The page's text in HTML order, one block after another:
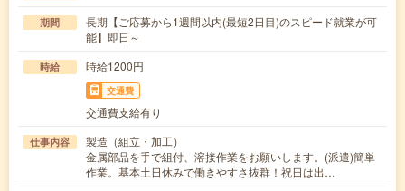
期間
長期【ご応募から1週間以内(最短2日目)のスピード就業が可
能】即日～
時給 時給1200円
交通費
交通費支給有り
仕事内容
製造（組立・加工）
金属部品を手で組付、溶接作業をお願いします。(派遣)簡単
作業。基本土日休みで働きやすさ抜群！祝日は出…